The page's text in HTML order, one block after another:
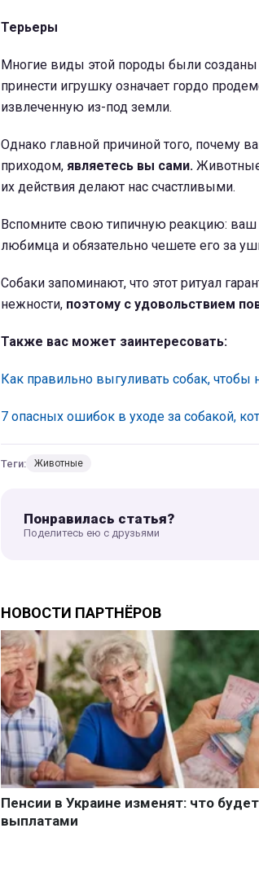
Терьеры
Многие виды этой породы были
принести игрушку означает гордо
извлеченную из-под земли.
Однако главной причиной того, почему
приходом, являетесь вы сами.
их действия делают нас счастливыми.
Вспомните свою типичную реакцию: ваш
любимца и обязательно чешете его за
Собаки запоминают, что этот ритуал
нежности, поэтому с удовольствием
Также вас может заинтересовать:
Как правильно выгуливать собак, чтобы
7 опасных ошибок в уходе за собакой,
Теги: Животные
Понравилась статья?
Поделитесь ею с друзьями